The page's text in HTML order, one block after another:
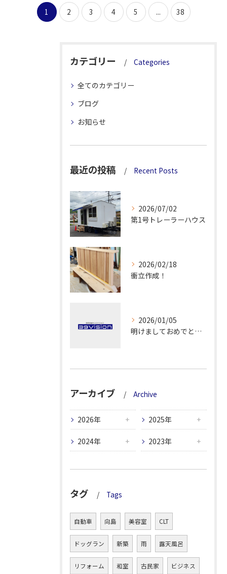
1 2 3 4 5 ... 38
カテゴリー Categories
全てのカテゴリー
ブログ
お知らせ
最近の投稿 Recent Posts
2026/07/02
第1号トレーラーハウス
2026/02/18
衝立作成！
2026/01/05
明けましておめでとうございます！
アーカイブ Archive
2026年 2025年
2024年 2023年
タグ Tags
自動車 向島 美容室 CLT
ドッグラン 新築 雨 露天風呂
リフォーム 和室 古民家 ビジネス